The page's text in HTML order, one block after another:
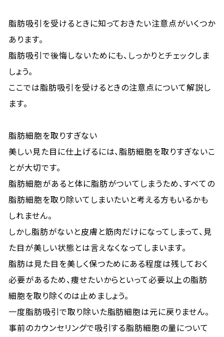
脂肪吸引を受けるときに知っておきたい注意点がいくつか
あります。
脂肪吸引で後悔しないためにも、しっかりとチェックしま
しょう。
ここでは脂肪吸引を受けるときの注意点について解説し
ます。
脂肪細胞を取りすぎない
美しい見た目に仕上げるには、脂肪細胞を取りすぎないこ
とが大切です。
脂肪細胞があると体に脂肪がついてしまうため、すべての
脂肪細胞を取り除いてしまいたいと考える方もいるかも
しれません。
しかし脂肪がないと皮膚と筋肉だけになってしまって、見
た目が美しい状態とは言えなくなってしまいます。
脂肪は見た目を美しく保つためにある程度は残しておく
必要があるため、痩せたいからといって必要以上の脂肪
細胞を取り除くのは止めましょう。
一度脂肪吸引で取り除いた脂肪細胞は元に戻りません。
事前のカウンセリングで吸引する脂肪細胞の量について